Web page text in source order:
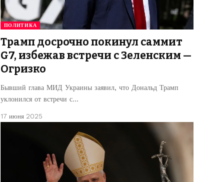
ПОЛИТИКА
Трамп досрочно покинул саммит
G7, избежав встречи с Зеленским —
Огризко
Бывший глава МИД Украины заявил, что Дональд Трамп
уклонился от встречи с…
17 июня 2025